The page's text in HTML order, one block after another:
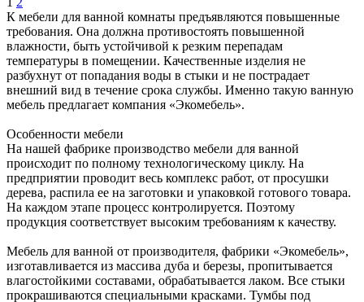
К мебели для ванной комнаты предъявляются повышенные
требования. Она должна противостоять повышенной
влажности, быть устойчивой к резким перепадам
температуры в помещении. Качественные изделия не
разбухнут от попадания воды в стыки и не пострадает
внешний вид в течение срока службы. Именно такую ванную
мебель предлагает компания «Экомебель».
Особенности мебели
На нашей фабрике производство мебели для ванной
происходит по полному технологическому циклу. На
предприятии проводит весь комплекс работ, от просушки
дерева, распила ее на заготовки и упаковкой готового товара.
На каждом этапе процесс контролируется. Поэтому
продукция соответствует высоким требованиям к качеству.
Мебель для ванной от производителя, фабрики «Экомебель»,
изготавливается из массива дуба и березы, пропитывается
влагостойкими составами, обрабатывается лаком. Все стыки
прокрашиваются специальными красками. Тумбы под